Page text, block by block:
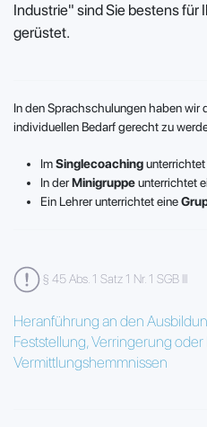
Industrie" sind Sie bestens für
gerüstet.
In den Sprachschulungen haben
individuellen Bedarf gerecht zu
ImSinglecoachingunterrichtet
In derMinigruppeunterrichtet
Ein Lehrer unterrichtet eine
§ 45 Abs. 1 Satz 1 Nr. 1 SGB III
Heranführung an den
Feststellung, Verringerung
Vermittlungshemmnissen